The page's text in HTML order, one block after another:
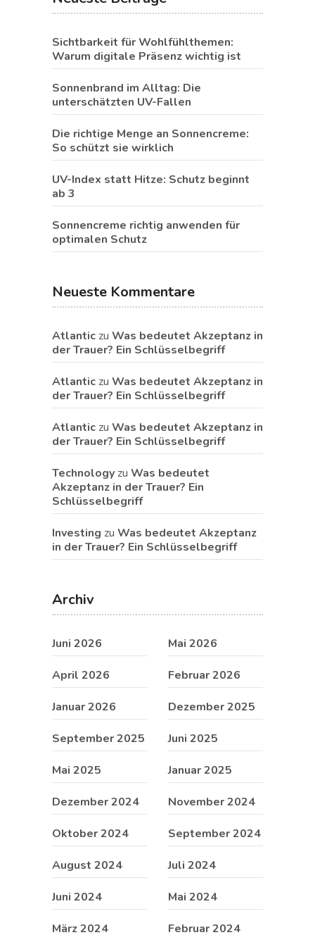
Sichtbarkeit für Wohlfühlthemen:
Warum digitale Präsenz wichtig ist
Sonnenbrand im Alltag: Die
unterschätzten UV-Fallen
Die richtige Menge an Sonnencreme:
So schützt sie wirklich
UV-Index statt Hitze: Schutz beginnt
ab 3
Sonnencreme richtig anwenden für
optimalen Schutz
Neueste Kommentare
Atlantic zu Was bedeutet Akzeptanz in
der Trauer? Ein Schlüsselbegriff
Atlantic zu Was bedeutet Akzeptanz in
der Trauer? Ein Schlüsselbegriff
Atlantic zu Was bedeutet Akzeptanz in
der Trauer? Ein Schlüsselbegriff
Technology zu Was bedeutet
Akzeptanz in der Trauer? Ein
Schlüsselbegriff
Investing zu Was bedeutet Akzeptanz
in der Trauer? Ein Schlüsselbegriff
Archiv
Juni 2026 Mai 2026
April 2026 Februar 2026
Januar 2026 Dezember 2025
September 2025 Juni 2025
Mai 2025 Januar 2025
Dezember 2024 November 2024
Oktober 2024 September 2024
August 2024 Juli 2024
Juni 2024 Mai 2024
März 2024 Februar 2024